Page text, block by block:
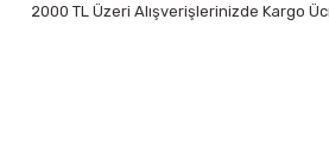
2000 TL Üzeri Alışverişlerinizde Kargo